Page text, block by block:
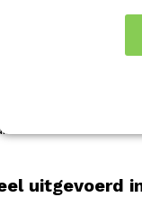
aluminium met
leverbaar.
uitgevoerd